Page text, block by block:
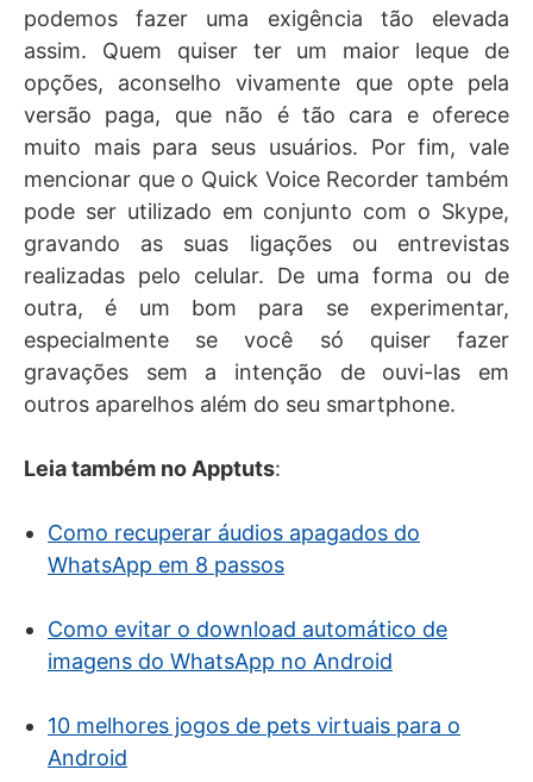
podemos fazer uma exigência tão elevada
assim. Quem quiser ter um maior leque de
opções, aconselho vivamente que opte pela
versão paga, que não é tão cara e oferece
muito mais para seus usuários. Por fim, vale
mencionar que o Quick Voice Recorder também
pode ser utilizado em conjunto com o Skype,
gravando as suas ligações ou entrevistas
realizadas pelo celular. De uma forma ou de
outra, é um bom para se experimentar,
especialmente se você só quiser fazer
gravações sem a intenção de ouvi-las em
outros aparelhos além do seu smartphone.
Leia também no Apptuts:
Como recuperar áudios apagados do
WhatsApp em 8 passos
Como evitar o download automático de
imagens do WhatsApp no Android
10 melhores jogos de pets virtuais para o
Android